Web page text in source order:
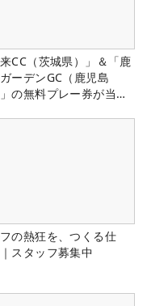
来CC（茨城県）」＆「鹿
ーデンGC（鹿児島
の無料プレー券が当た
の熱狂を、つくる仕
スタッフ募集中